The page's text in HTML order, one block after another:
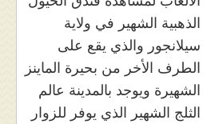
الذهبية الشهير في ولاية
سيلانجور والذي يقع على
الطرف الأخر من بحيرة الماينز
الشهيرة ويوجد بالمدينة عالم
الثلج الشهير الذي يوفر للزوار